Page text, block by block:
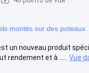
montés sur des poteaux
un nouveau produit
rendement et à .....
Vue